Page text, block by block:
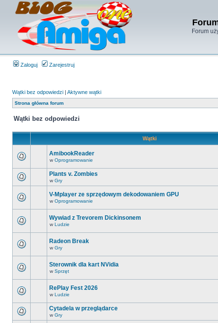
Forum
Zaloguj Zarejestruj
Wątki bez odpowiedzi | Aktywne wątki
Strona główna forum
Wątki bez odpowiedzi
Wątki
AmibookReader
w Oprogramowanie
Plants v. Zombies
w Gry
V-Mplayer ze sprzędowym dekodowaniem GPU
w Oprogramowanie
Wywiad z Trevorem Dickinsonem
w Ludzie
Radeon Break
w Gry
Sterownik dla kart NVidia
w Sprzęt
RePlay Fest 2026
w Ludzie
Cytadela w przeglądarce
w Gry